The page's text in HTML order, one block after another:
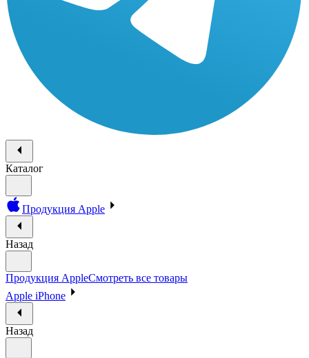
Каталог
Продукция Apple
Назад
Продукция AppleСмотреть все товары
Apple iPhone
Назад